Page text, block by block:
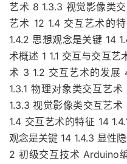
艺术 8 1.3.3 视觉影像类
艺术 12 1.4 交互艺术的
1.4.2 思想观念是关键 14
术概述 1 1.1 交互与交互艺
术 3 1.2 交互艺术的发展
1.3.1 物理对象类交互艺
1.3.3 视觉影像类交互艺
1.4 交互艺术的特征 14
观念是关键 14 1.4.3 显性
2 初级交互技术 Arduino